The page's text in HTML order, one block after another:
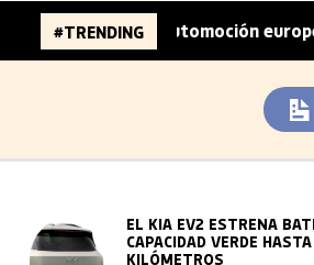
#TRENDING
la automoción europea si rebaja
EL KIA EV2 ESTRENA
CAPACIDAD VERDE
KILÓMETROS